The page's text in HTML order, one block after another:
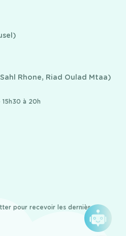
Rhone, Riad Oulad Mtaa)
15h30 à 20h
pour recevoir les dernières